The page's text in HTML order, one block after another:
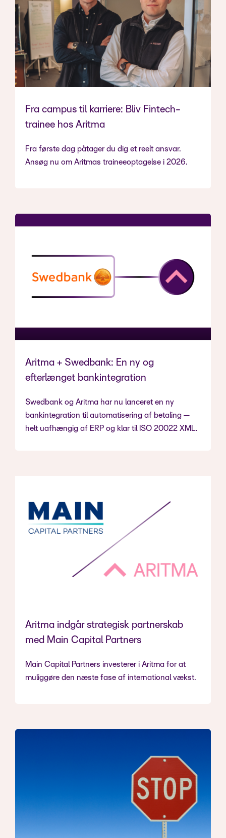
Fra campus til karriere: Bliv Fintech-
trainee hos Aritma
Fra første dag påtager du dig et reelt ansvar.
Ansøg nu om Aritmas traineeoptagelse i 2026.
Aritma + Swedbank: En ny og
efterlænget bankintegration
Swedbank og Aritma har nu lanceret en ny
bankintegration til automatisering af betaling —
helt uafhængig af ERP og klar til ISO 20022 XML.
Aritma indgår strategisk partnerskab
med Main Capital Partners
Main Capital Partners investerer i Aritma for at
muliggøre den næste fase af international vækst.